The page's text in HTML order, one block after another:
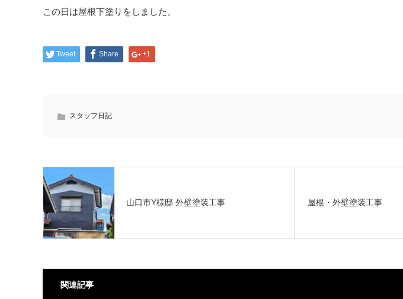
この日は屋根下塗りをしました。
Tweet Share +1
スタッフ日記
山口市Y様邸 外壁塗装工事 屋根・外壁塗装工事
関連記事